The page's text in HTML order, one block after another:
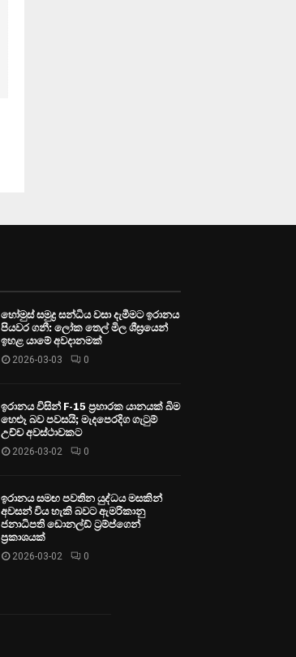
හෝමුස් සමුද්‍ර සන්ධිය වසා දැමීමට ඉරානය
පියවර ගනී: ලෝක තෙල් මිල ශීඝ්‍රයෙන්
ඉහළ යාමේ අවදානමක්
2026-03-03 0
ඉරානය විසින් F-15 ප්‍රහාරක යානයක් බිම
හෙළූ බව පවසයි; මැදපෙරදිග ගැටුම්
උච්ච අවස්ථාවකට
2026-03-02 0
ඉරානය සමඟ පවතින යුද්ධය මසකින්
අවසන් විය හැකි බවට ඇමරිකානු
ජනාධිපති ඩොනල්ඩ් ට්‍රම්ප්ගෙන්
ප්‍රකාශයක්
2026-03-02 0